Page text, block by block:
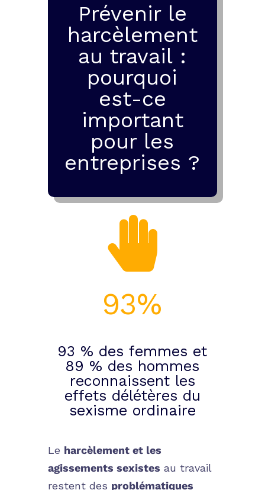
Prévenir le
harcèlement
au travail :
pourquoi
est-ce
important
pour les
entreprises ?

93%
93 % des femmes et
89 % des hommes
reconnaissent les
effets délétères du
sexisme ordinaire
Le harcèlement et les
agissements sexistes au travail
restent des problématiques